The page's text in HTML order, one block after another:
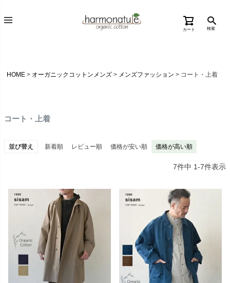
カート 検索
HOME オーガニックコットンメンズ メンズファッション コート・上着
コート・上着
並び替え 新着順 レビュー順 価格が安い順 価格が高い順
7件中 1-7件表示